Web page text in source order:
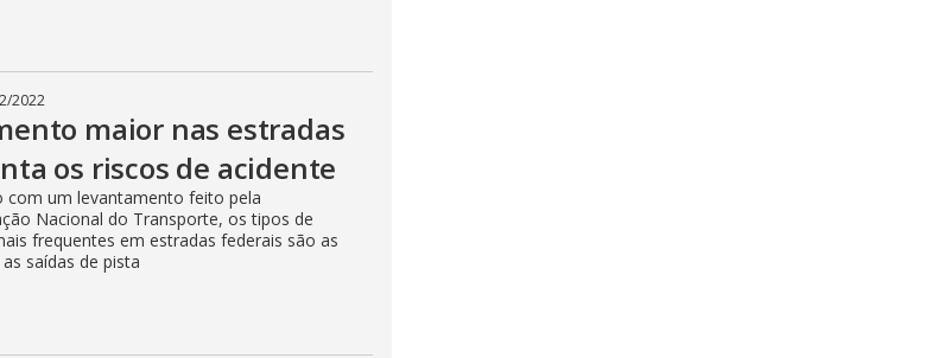
2022
maior nas estradas
os riscos de acidente
com um levantamento feito pela
Nacional do Transporte, os tipos de
frequentes em estradas federais são as
saídas de pista